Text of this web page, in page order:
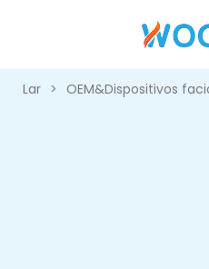
Lar > OEM&Dispositivos